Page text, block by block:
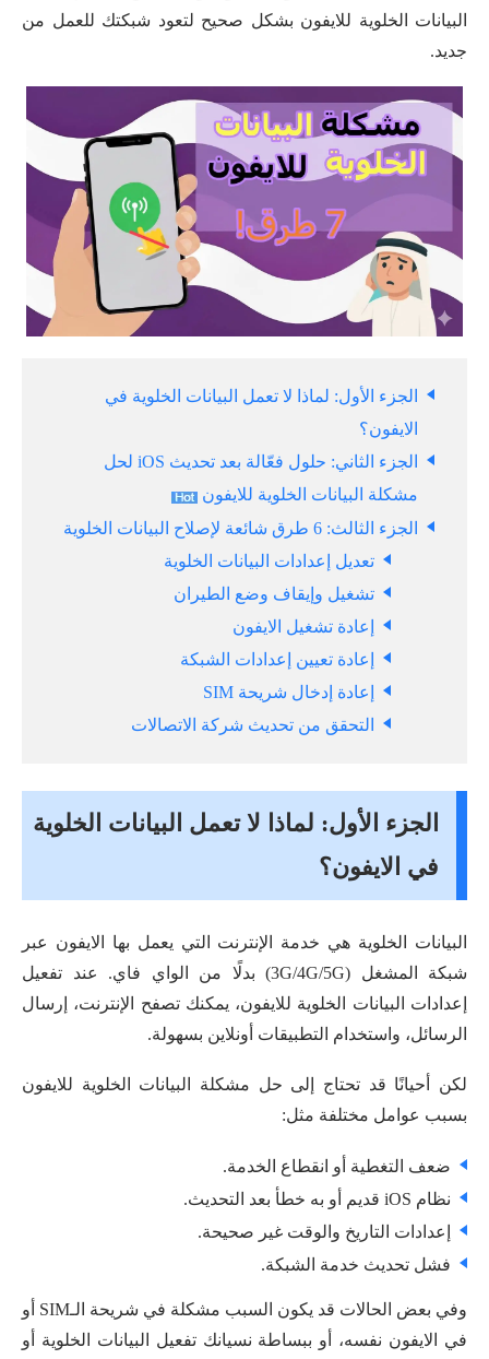
البيانات الخلوية للايفون بشكل صحيح لتعود شبكتك للعمل من
جديد.
الجزء الأول: لماذا لا تعمل البيانات الخلوية في
الايفون؟
الجزء الثاني: حلول فعّالة بعد تحديث iOS لحل
مشكلة البيانات الخلوية للايفون
الجزء الثالث: 6 طرق شائعة لإصلاح البيانات الخلوية
تعديل إعدادات البيانات الخلوية
تشغيل وإيقاف وضع الطيران
إعادة تشغيل الايفون
إعادة تعيين إعدادات الشبكة
إعادة إدخال شريحة SIM
التحقق من تحديث شركة الاتصالات
الجزء الأول: لماذا لا تعمل البيانات الخلوية
في الايفون؟
البيانات الخلوية هي خدمة الإنترنت التي يعمل بها الايفون عبر
شبكة المشغل (3G/4G/5G) بدلًا من الواي فاي. عند تفعيل
إعدادات البيانات الخلوية للايفون، يمكنك تصفح الإنترنت، إرسال
الرسائل، واستخدام التطبيقات أونلاين بسهولة.
لكن أحيانًا قد تحتاج إلى حل مشكلة البيانات الخلوية للايفون
بسبب عوامل مختلفة مثل:
ضعف التغطية أو انقطاع الخدمة.
نظام iOS قديم أو به خطأ بعد التحديث.
إعدادات التاريخ والوقت غير صحيحة.
فشل تحديث خدمة الشبكة.
وفي بعض الحالات قد يكون السبب مشكلة في شريحة الـSIM أو
في الايفون نفسه، أو ببساطة نسيانك تفعيل البيانات الخلوية أو